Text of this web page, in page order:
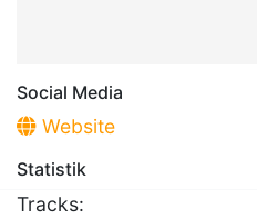
Social Media
Website
Statistik
Tracks: